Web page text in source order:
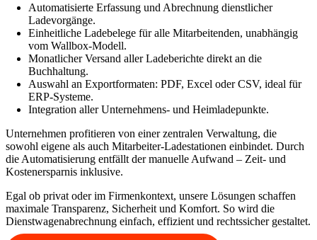
Automatisierte Erfassung und Abrechnung dienstlicher
Ladevorgänge.
Einheitliche Ladebelege für alle Mitarbeitenden, unabhängig
vom Wallbox-Modell.
Monatlicher Versand aller Ladeberichte direkt an die
Buchhaltung.
Auswahl an Exportformaten: PDF, Excel oder CSV, ideal für
ERP-Systeme.
Integration aller Unternehmens- und Heimladepunkte.
Unternehmen profitieren von einer zentralen Verwaltung, die
sowohl eigene als auch Mitarbeiter-Ladestationen einbindet. Durch
die Automatisierung entfällt der manuelle Aufwand – Zeit- und
Kostenersparnis inklusive.
Egal ob privat oder im Firmenkontext, unsere Lösungen schaffen
maximale Transparenz, Sicherheit und Komfort. So wird die
Dienstwagenabrechnung einfach, effizient und rechtssicher gestaltet.